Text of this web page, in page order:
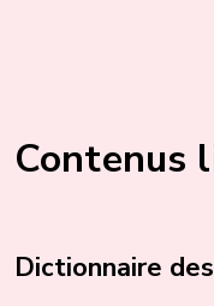
Contenus
Dictionnaire